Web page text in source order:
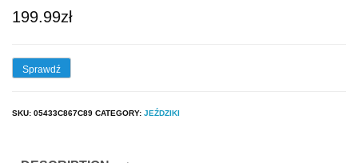
199.99zł
Sprawdź
SKU: 05433C867C89 CATEGORY: JEŹDZIKI